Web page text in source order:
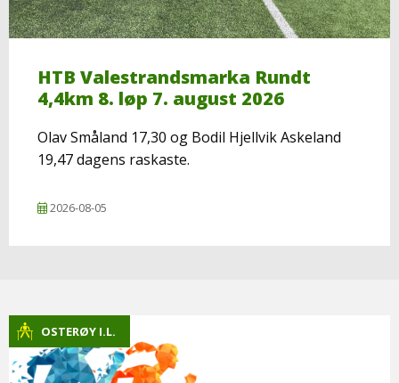
HTB Valestrandsmarka Rundt
4,4km 8. løp 7. august 2026
Olav Småland 17,30 og Bodil Hjellvik Askeland
19,47 dagens raskaste.
2026-08-05
OSTERØY I.L.